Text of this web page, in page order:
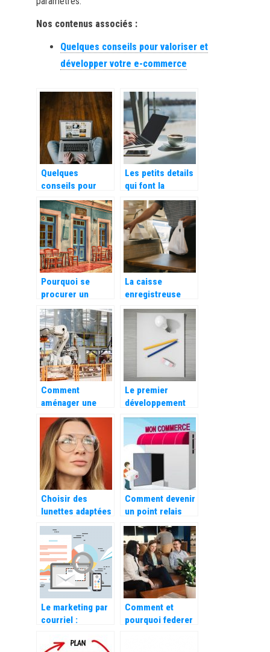
Nos contenus associés :
Quelques conseils pour valoriser et
développer votre e-commerce
Quelques
conseils pour
valoriser et
développer votre
e-commerce
Les petits details
qui font la
difference du E-
Commerce
Pourquoi se
procurer un
logiciel de
reservation pour
votre restaurant ?
La caisse
enregistreuse
eco-responsable
: une innovation
commerce
durable
Comment
aménager une
usine pour qu’elle
soit efficace ?
Le premier
développement
est de faire
fonctionner
correctement ce
qui existe déjà
Choisir des
lunettes adaptées
à la forme de son
visage
Comment devenir
un point relais
Vinted ?
Le marketing par
courriel :
meilleurs
Comment et
pourquoi federer